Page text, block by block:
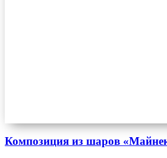
Композиция из шаров